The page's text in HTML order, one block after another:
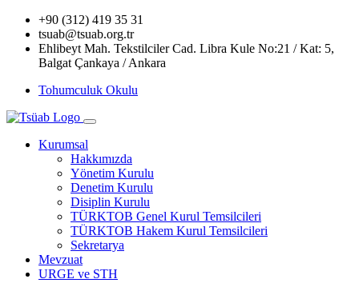
+90 (312) 419 35 31
tsuab@tsuab.org.tr
Ehlibeyt Mah. Tekstilciler Cad. Libra Kule No:21 / Kat: 5,
Balgat Çankaya / Ankara
Tohumculuk Okulu
Kurumsal
Hakkımızda
Yönetim Kurulu
Denetim Kurulu
Disiplin Kurulu
TÜRKTOB Genel Kurul Temsilcileri
TÜRKTOB Hakem Kurul Temsilcileri
Sekretarya
Mevzuat
URGE ve STH